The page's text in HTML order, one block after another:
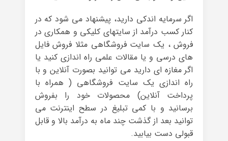
اگر سرمایه اندکی دارید، پیشنهاد می شود که در
کنار کسب درآمد از سایتهای کلیکی و همکاری در
فروش ، یک سایت فروشگاهی مثلا فروش فایل
های درسی و یا مقالات علمی راه اندازی کنید یا
اگر مغازه ای دارید می توانید بصورت آنلاین و با
راه اندازی یک سایت فروشگاهی ( همراه با
پرداخت آنلاین) محصولات خود را بفروش
برسانید و با کمی تبلیغ در سطح اینترنت می
توانید بعد از گذشت چند ماه به درآمد بالا و قابل
قبولی دست بیابید.